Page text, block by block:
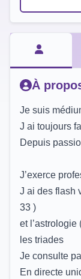
À
Je suis
J ai toujours
Depuis
J’exerce
J ai des flash
33 )
et
les triades
Je consulte
En directe